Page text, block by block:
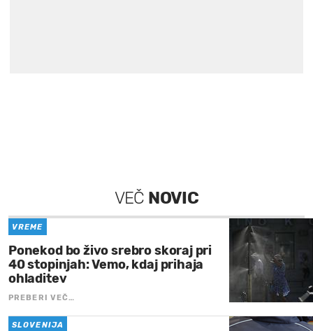
VEČ NOVIC
VREME
Ponekod bo živo srebro skoraj pri
40 stopinjah: Vemo, kdaj prihaja
ohladitev
PREBERI VEČ…
SLOVENIJA